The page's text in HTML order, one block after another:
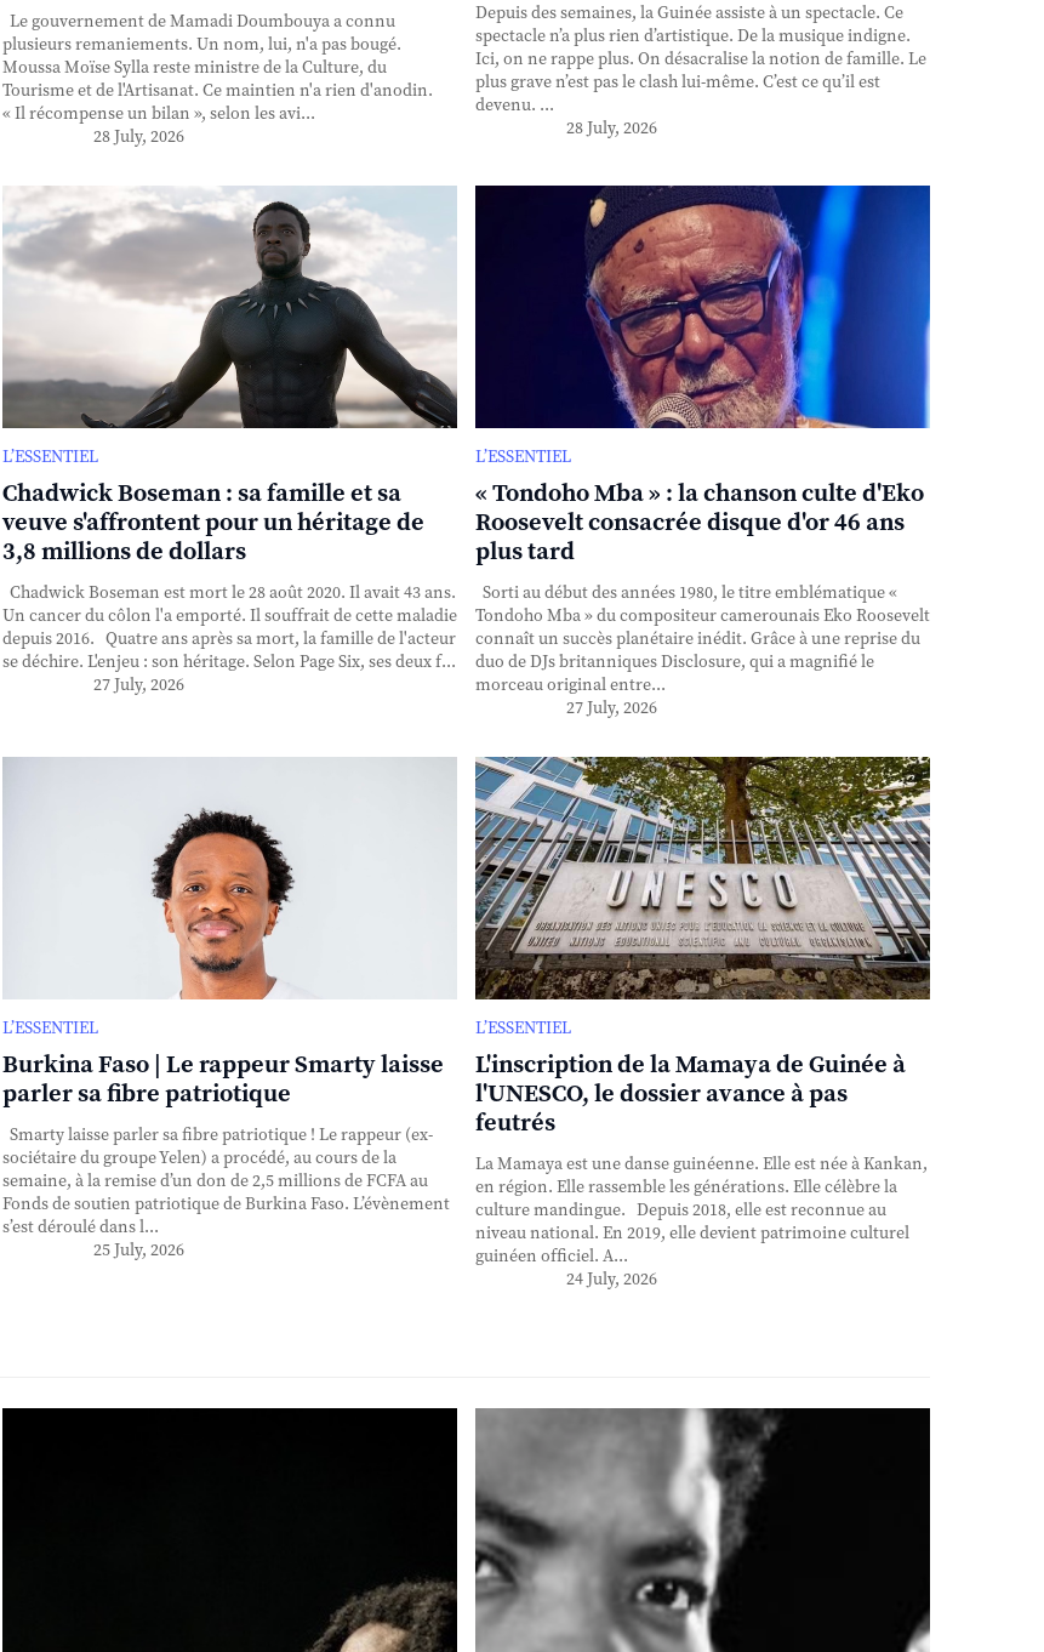
Le gouvernement de Mamadi Doumbouya a connu
plusieurs remaniements. Un nom, lui, n'a pas bougé.
Moussa Moïse Sylla reste ministre de la Culture, du
Tourisme et de l'Artisanat. Ce maintien n'a rien d'anodin.
« Il récompense un bilan », selon les avi...
28 July, 2026
Depuis des semaines, la Guinée assiste à un spectacle. Ce
spectacle n’a plus rien d’artistique. De la musique indigne.
Ici, on ne rappe plus. On désacralise la notion de famille. Le
plus grave n’est pas le clash lui-même. C’est ce qu’il est
devenu. ...
28 July, 2026
L’ESSENTIEL
Chadwick Boseman : sa famille et sa
veuve s'affrontent pour un héritage de
3,8 millions de dollars
Chadwick Boseman est mort le 28 août 2020. Il avait 43 ans.
Un cancer du côlon l'a emporté. Il souffrait de cette maladie
depuis 2016. Quatre ans après sa mort, la famille de l'acteur
se déchire. L'enjeu : son héritage. Selon Page Six, ses deux f...
27 July, 2026
L’ESSENTIEL
« Tondoho Mba » : la chanson culte d'Eko
Roosevelt consacrée disque d'or 46 ans
plus tard
Sorti au début des années 1980, le titre emblématique «
Tondoho Mba » du compositeur camerounais Eko Roosevelt
connaît un succès planétaire inédit. Grâce à une reprise du
duo de DJs britanniques Disclosure, qui a magnifié le
morceau original entre...
27 July, 2026
L’ESSENTIEL
Burkina Faso | Le rappeur Smarty laisse
parler sa fibre patriotique
Smarty laisse parler sa fibre patriotique ! Le rappeur (ex-
sociétaire du groupe Yelen) a procédé, au cours de la
semaine, à la remise d’un don de 2,5 millions de FCFA au
Fonds de soutien patriotique de Burkina Faso. L’évènement
s’est déroulé dans l...
25 July, 2026
L’ESSENTIEL
L'inscription de la Mamaya de Guinée à
l'UNESCO, le dossier avance à pas
feutrés
La Mamaya est une danse guinéenne. Elle est née à Kankan,
en région. Elle rassemble les générations. Elle célèbre la
culture mandingue. Depuis 2018, elle est reconnue au
niveau national. En 2019, elle devient patrimoine culturel
guinéen officiel. A...
24 July, 2026